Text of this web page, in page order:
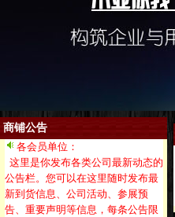
商铺公告
各会员单位：
这里是你发布各类公司最新动态的
公告栏。您可以在这里随时发布最
新到货信息、公司活动、参展预
告、重要声明等信息，每条公告限